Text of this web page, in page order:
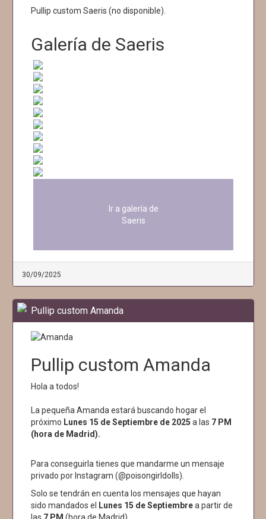
Pullip custom Saeris (no disponible).
Galería de Saeris
Ir a galería de
Saeris
30/09/2025
Pullip custom Amanda
Pullip custom Amanda
Hola a todos!
La pequeña Amanda estará buscando hogar el
próximo Lunes 15 de Septiembre de 2025 a las 7 PM
(hora de Madrid).
Para conseguirla tienes que mandarme un mensaje
privado por Instagram (@poisongirldolls).
Solo se tendrán en cuenta los mensajes que hayan
sido mandados el
Lunes 15 de Septiembrea partir de